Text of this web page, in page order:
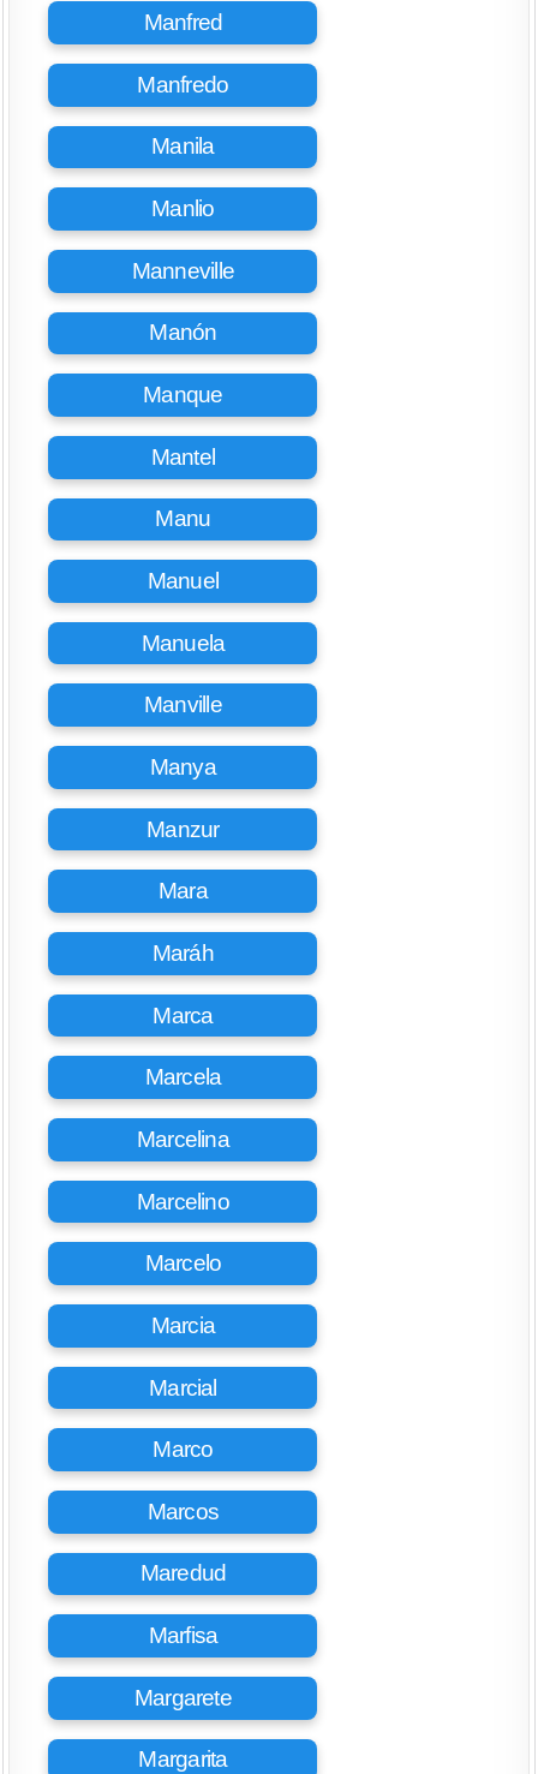
Manfred
Manfredo
Manila
Manlio
Manneville
Manón
Manque
Mantel
Manu
Manuel
Manuela
Manville
Manya
Manzur
Mara
Maráh
Marca
Marcela
Marcelina
Marcelino
Marcelo
Marcia
Marcial
Marco
Marcos
Maredud
Marfisa
Margarete
Margarita